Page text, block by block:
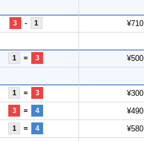
3 - 1 ¥710
1 = 3 ¥500
1 = 3 ¥300
3 = 4 ¥490
1 = 4 ¥580